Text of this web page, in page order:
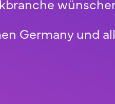
Germany und